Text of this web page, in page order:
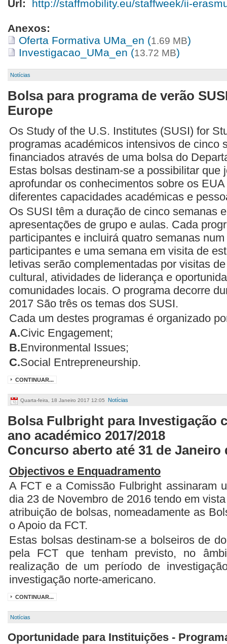
Url: http://staffmobility.eu/staffweek/ii-
Anexos:
Oferta Formativa UMa_en (1.69 MB)
Investigacao_UMa_en (13.72 MB)
Notícias
Bolsa para programa de verão
Europe
Os Study of the U.S. Institutes (SUSI) for
programas académicos intensivos de cinco
financiados através de uma bolsa do
Estas bolsas destinam-se a possibilitar que
aprofundar os conhecimentos sobre os
diferentes capacidades académicas e
Os SUSI têm a duração de cinco semanas
apresentações de grupo e aulas. Cada
participantes e incluirá quatro semanas
participantes e uma semana em visita de
letivas serão complementadas por visitas
cultural, atividades de liderança e
comunidades locais. O programa decorre
2017 São três os temas dos SUSI.
Cada um destes programas é organizado
A.Civic Engagement;
B.Environmental Issues;
C.Social Entrepreneurship.
CONTINUAR...
Quarta-feira, 18 Janeiro 2017 12:05 Notícias
Bolsa Fulbright para Investigação
ano académico 2017/2018
Concurso aberto até 31 de Janeiro
Objectivos e Enquadramento
A FCT e a Comissão Fulbright assinaram
dia 23 de Novembro de 2016 tendo em
atribuição de bolsas, nomeadamente as
o Apoio da FCT.
Estas bolsas destinam-se a bolseiros de
pela FCT que tenham previsto, no
realização de um período de
investigação norte-americano.
CONTINUAR...
Notícias
Oportunidade para Instituições -